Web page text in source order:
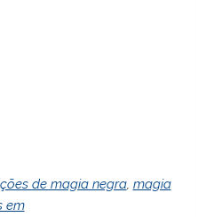
de magia negra, magia
em